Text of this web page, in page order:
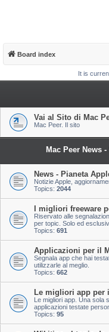
Board index
It is
Vai al Sito di Mac
Mac Peer. Il sito
Mac Peer News
News - Pianeta
Notizie Apple,
Topics: 2044
I migliori freeware
Riservato alle
per topic. Solo ed
Topics: 691
Applicazioni per il
Segnala app che hai
utilizzarle al meglio.
Topics: 662
Le migliori app per
Le migliori app. Una sola
applicazioni testate
Topics: 95